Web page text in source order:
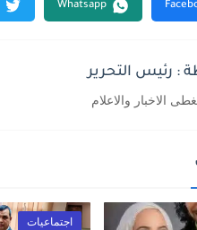
: رئيس التحرير
الاخبار والاعلام
اجتماعيات